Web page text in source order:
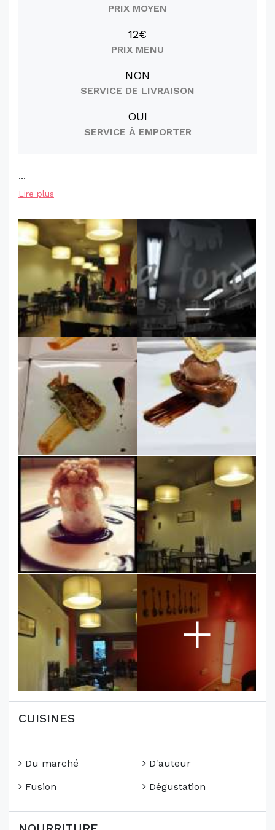
PRIX MOYEN
12€
PRIX MENU
NON
SERVICE DE LIVRAISON
OUI
SERVICE À EMPORTER
...
Lire plus
+
CUISINES
Du marché
Fusion
D'auteur
Dégustation